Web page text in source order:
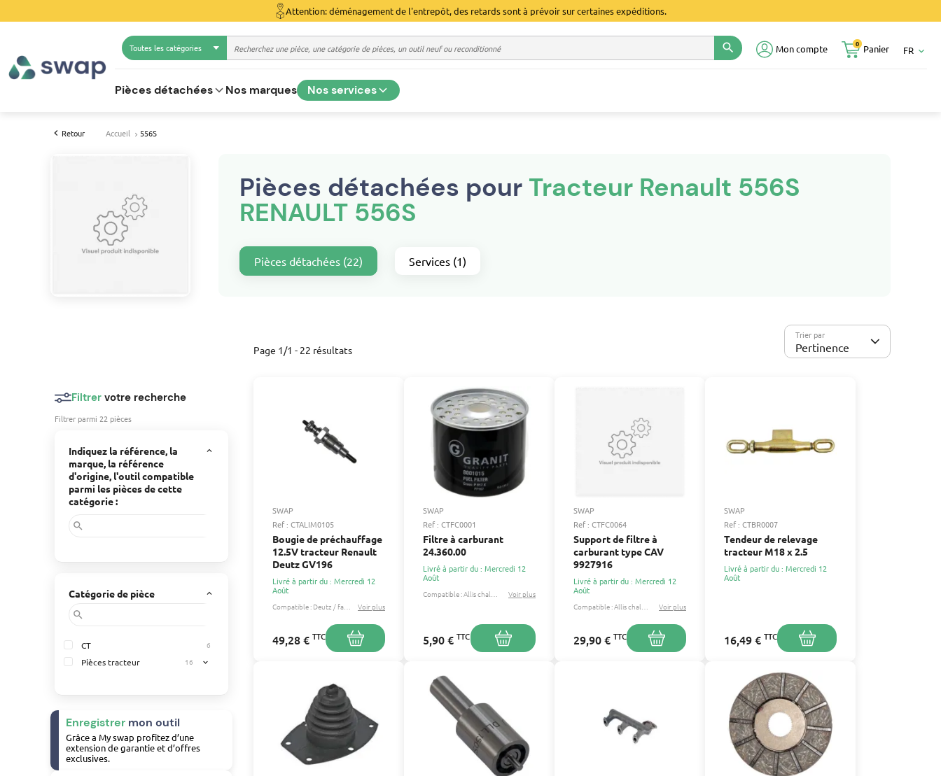
Attention: déménagement de l'entrepôt, des retards sont à prévoir sur certaines expéditions.
Toutes les catégories search Mon compte Panier
0
FR keyboard_arrow_down
Pièces détachées Nos marques Nos services
Retour Accueil 556S
Pièces détachées pour Tracteur Renault 556S
RENAULT 556S
Pièces détachées (22) Services (1)
Page 1/1 - 22 résultats
Trier par
Pertinence
Filtrer votre recherche
Filtrer parmi 22 pièces
Indiquez la référence, la
marque, la référence
d'origine, l'outil compatible
parmi les pièces de cette
catégorie :
keyboard_arrow_up
search
Catégorie de pièce keyboard_arrow_up
search
CT 6
Pièces tracteur 16 expand_more
Enregistrer mon outil
Grâce a My swap profitez d’une
extension de garantie et d’offres
exclusives.
SWAP
Ref : CTALIM0105
Bougie de préchauffage
12.5V tracteur Renault
Deutz GV196
Livré à partir du : Mercredi 12
Août
Compatible : Deutz / fahr Ihc / mccormick
Voir plus
49,28 € TTC
SWAP
Ref : CTFC0001
Filtre à carburant
24.360.00
Livré à partir du : Mercredi 12
Août
Compatible : Allis chalmers David brown
Voir plus
5,90 € TTC
SWAP
Ref : CTFC0064
Support de filtre à
carburant type CAV
9927916
Livré à partir du : Mercredi 12
Août
Compatible : Allis chalmers David brown
Voir plus
29,90 € TTC
SWAP
Ref : CTBR0007
Tendeur de relevage
tracteur M18 x 2.5
Livré à partir du : Mercredi 12
Août
16,49 € TTC